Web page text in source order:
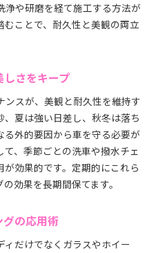
や研磨を経て施工する方法が
ことで、耐久性と美観の両立
さをキープ
スが、美観と耐久性を維持す
夏は強い日差し、秋冬は落ち
外的要因から車を守る必要が
、季節ごとの洗車や撥水チェ
効果的です。定期的にこれら
効果を長期間保てます。
グの応用術
だけでなくガラスやホイー